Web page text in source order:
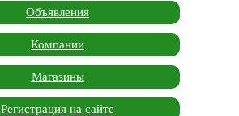
Объявления
Компании
Магазины
Регистрация на сайте